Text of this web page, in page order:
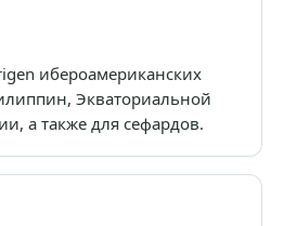
ибероамериканских
Экваториальной
а также для сефардов.